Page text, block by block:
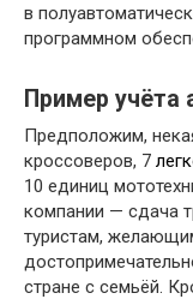
в
программном
Пример учёта
Предположим,
кроссоверов, 7
10 единиц
компании — сдача
туристам,
стране с семьёй.